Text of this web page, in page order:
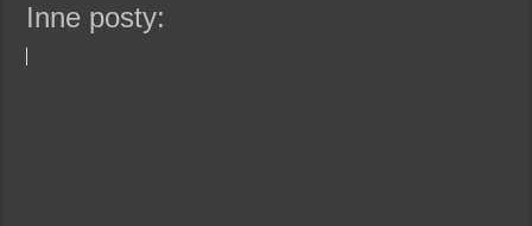
Inne posty: